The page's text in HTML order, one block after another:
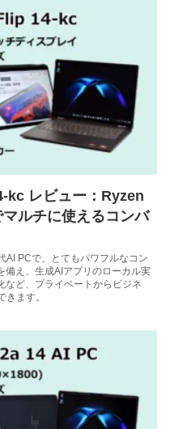
kc レビュー：Ryzen
ルチに使えるコンバ
AI PCで、とてもパワフルなコン
備え、生成AIアプリのローカル実
など、プライベートからビジネ
ます。